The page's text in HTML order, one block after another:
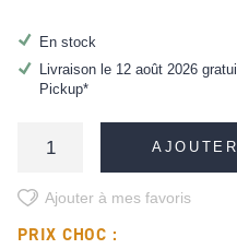
En stock
Livraison le 12 août 2026
Pickup*
Ajouter à mes favoris
PRIX CHOC :